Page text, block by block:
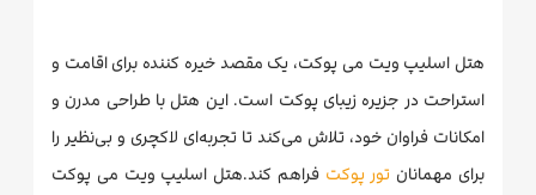
هتل اسلیپ ویت می پوکت، یک مقصد خیره کننده برای اقامت و
استراحت در جزیره زیبای پوکت است. این هتل با طراحی مدرن و
امکانات فراوان خود، تلاش می‌کند تا تجربه‌ای لاکچری و بی‌نظیر را
برای مهمانان تور پوکت فراهم کند.هتل اسلیپ ویت می پوکت